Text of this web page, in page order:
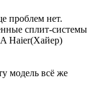
проблем нет.
сплит-системы
Haier(Хайер)
модель всё же